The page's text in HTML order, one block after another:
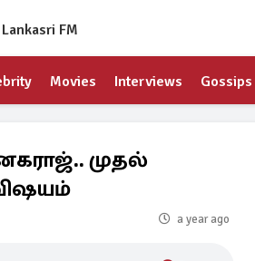
Lankasri FM
Movies Interviews Gossips
முதல்
a year ago